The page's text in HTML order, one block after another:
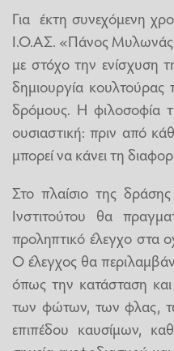
Για έκτη συνεχόμενη
Ι.Ο.ΑΣ. «Πάνος
με στόχο την ενίσχυση
δημιουργία κουλτούρας
δρόμους. Η φιλοσοφία
ουσιαστική: πριν από
μπορεί να κάνει τη
Στο πλαίσιο της
Ινστιτούτου θα
προληπτικό έλεγχο στα
Ο έλεγχος θα
όπως την κατάσταση
των φώτων, των φλας,
επιπέδου καυσίμων,